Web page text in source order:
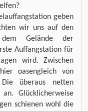
geben
wir uns auf den
Gelände der
Auffangstation für
wird. Zwischen
oasengleich von
überaus netten
Glücklicherweise
schienen wohl die